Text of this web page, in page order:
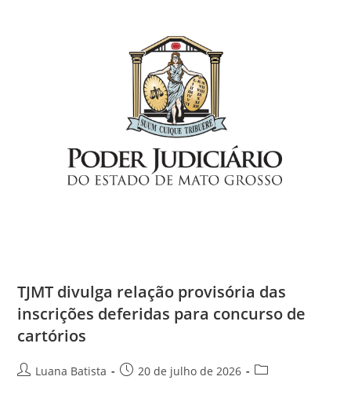
TJMT divulga relação provisória das
inscrições deferidas para concurso de
cartórios
Luana Batista 20 de julho de 2026